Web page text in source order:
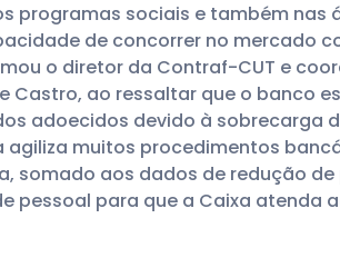
programas sociais e também
de concorrer no mercado
o diretor da Contraf-CUT e
Castro, ao ressaltar que o banco
adoecidos devido à sobrecarga
muitos procedimentos
somado aos dados de redução
pessoal para que a Caixa atenda